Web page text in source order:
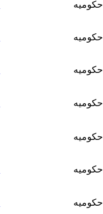
حكوميه
حكوميه
حكوميه
حكوميه
حكوميه
حكوميه
حكوميه